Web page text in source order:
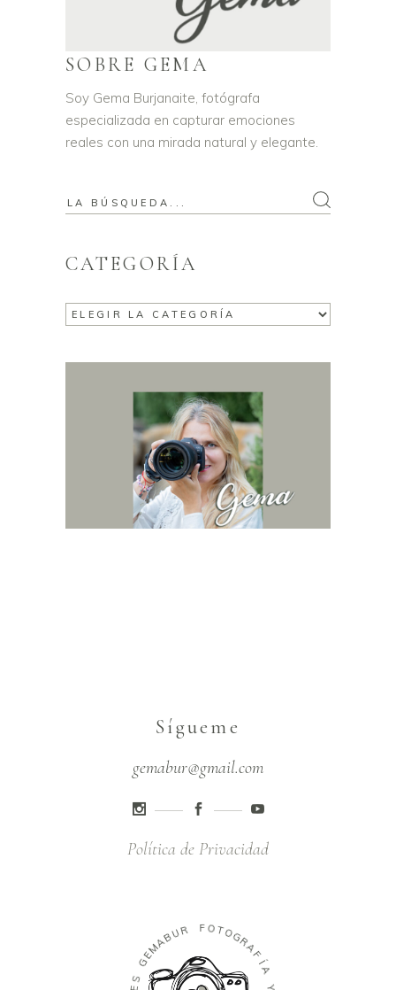
SOBRE GEMA
Soy Gema Burjanaite, fotógrafa
especializada en capturar emociones
reales con una mirada natural y elegante.
CATEGORÍA
Sígueme
gemabur@gmail.com
Política de Privacidad
G
EMABUR FOTOGRA
F
Í
A
E
S